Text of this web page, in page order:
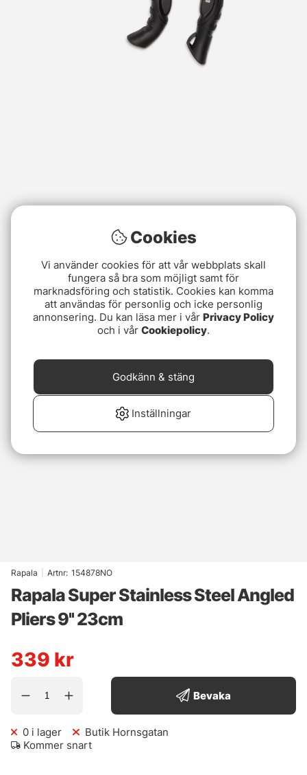
Rapala Artnr: 154878NO
Rapala Super Stainless Steel Angled
Pliers 9'' 23cm
339 kr
Bevaka
0 i lager
Butik Hornsgatan
Kommer snart
Cookies
Vi använder cookies för att vår webbplats skall
fungera så bra som möjligt samt för
marknadsföring och statistik. Cookies kan komma
att användas för personlig och icke personlig
annonsering. Du kan läsa mer i vår Privacy Policy
och i vår Cookiepolicy.
Inställningar
Godkänn & stäng